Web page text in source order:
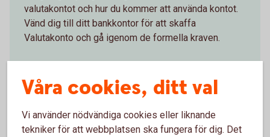
valutakontot och hur du kommer att använda kontot.
Vänd dig till ditt bankkontor för att skaffa
Valutakonto och gå igenom de formella kraven.
Våra cookies, ditt val
Vi använder nödvändiga cookies eller liknande
tekniker för att webbplatsen ska fungera för dig. Det